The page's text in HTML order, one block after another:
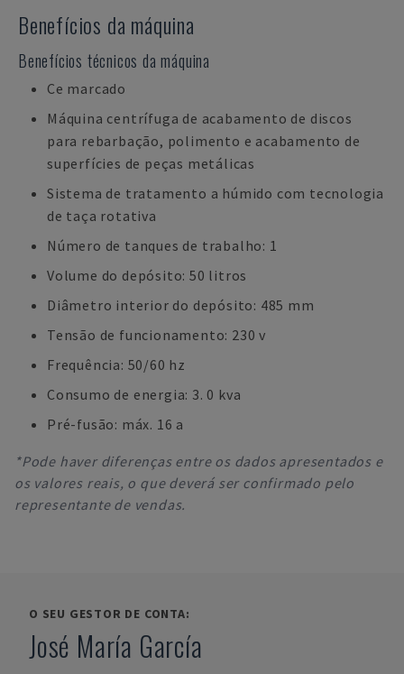
Benefícios da máquina
Benefícios técnicos da máquina
Ce marcado
Máquina centrífuga de acabamento de discos
para rebarbação, polimento e acabamento de
superfícies de peças metálicas
Sistema de tratamento a húmido com tecnologia
de taça rotativa
Número de tanques de trabalho: 1
Volume do depósito: 50 litros
Diâmetro interior do depósito: 485 mm
Tensão de funcionamento: 230 v
Frequência: 50/60 hz
Consumo de energia: 3. 0 kva
Pré-fusão: máx. 16 a
*Pode haver diferenças entre os dados apresentados e
os valores reais, o que deverá ser confirmado pelo
representante de vendas.
O SEU GESTOR DE CONTA:
José María García